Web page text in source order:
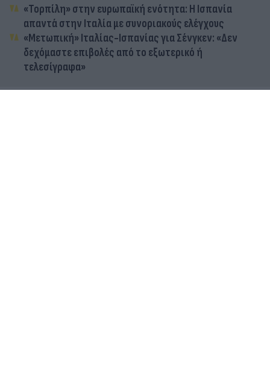
«Τορπίλη» στην ευρωπαϊκή ενότητα: Η Ισπανία
απαντά στην Ιταλία με συνοριακούς ελέγχους
«Μετωπική» Ιταλίας-Ισπανίας για Σένγκεν: «Δεν
δεχόμαστε επιβολές από το εξωτερικό ή
τελεσίγραφα»